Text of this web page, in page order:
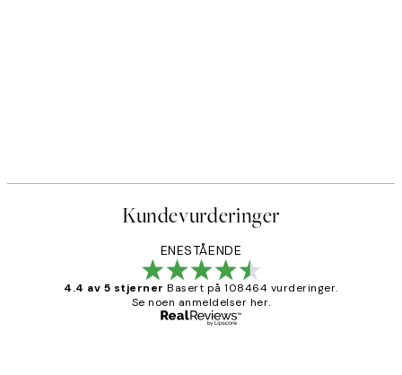
Kundevurderinger
ENESTÅENDE
4.4 av 5 stjerner Basert på 108464 vurderinger.
Se noen anmeldelser her.